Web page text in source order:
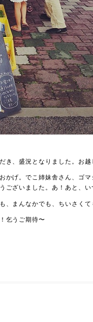
き、盛況となりました。お
かげ。でこ姉妹舎さん、ゴ
ございました。あ！あと、
、まんなかでも、ちいさく
乞うご期待〜